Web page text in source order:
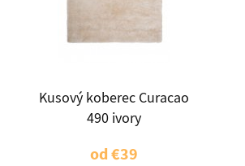
Kusový koberec Curacao
490 ivory
od€39